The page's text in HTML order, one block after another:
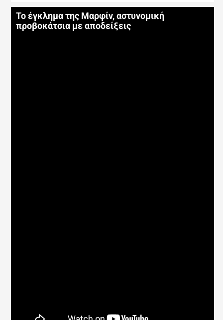
Το έγκλημα της Μαρφίν, αστυνομική
προβοκάτσια με αποδείξεις